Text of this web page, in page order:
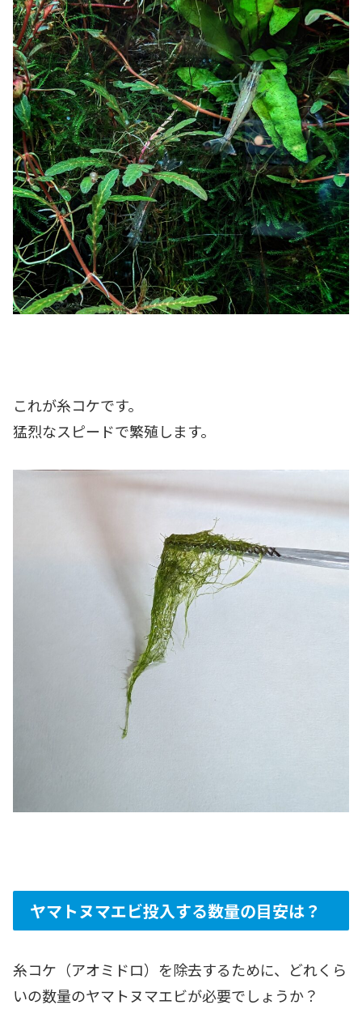
これが糸コケです。
猛烈なスピードで繁殖します。
ヤマトヌマエビ投入する数量の目安は？
糸コケ（アオミドロ）を除去するために、どれくら
いの数量のヤマトヌマエビが必要でしょうか？